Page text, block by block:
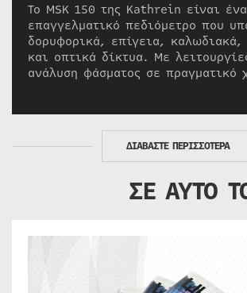
Το MSK 150 της Kathrein είναι ένα
επαγγελματικό πεδιόμετρο που
δορυφορικά, επίγεια,
και οπτικά δίκτυα. Με
ανάλυση φάσματος σε πραγματικό
ΔΙΑΒΑΣΤΕ ΠΕΡΙΣΣΟΤΕΡΑ
ΣΕ ΑΥΤΟ